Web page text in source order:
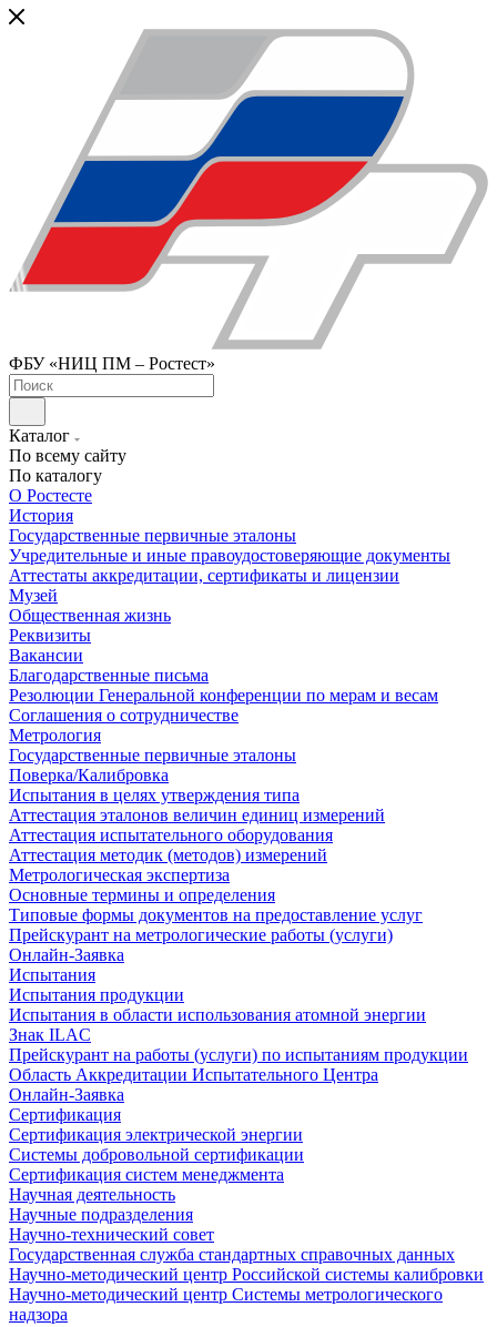
ФБУ «НИЦ ПМ – Ростест»
Каталог
По всему сайту
По каталогу
О Ростесте
История
Государственные первичные эталоны
Учредительные и иные правоудостоверяющие документы
Аттестаты аккредитации, сертификаты и лицензии
Музей
Общественная жизнь
Реквизиты
Вакансии
Благодарственные письма
Резолюции Генеральной конференции по мерам и весам
Соглашения о сотрудничестве
Метрология
Государственные первичные эталоны
Поверка/Калибровка
Испытания в целях утверждения типа
Аттестация эталонов величин единиц измерений
Аттестация испытательного оборудования
Аттестация методик (методов) измерений
Метрологическая экспертиза
Основные термины и определения
Типовые формы документов на предоставление услуг
Прейскурант на метрологические работы (услуги)
Онлайн-Заявка
Испытания
Испытания продукции
Испытания в области использования атомной энергии
Знак ILAC
Прейскурант на работы (услуги) по испытаниям продукции
Область Аккредитации Испытательного Центра
Онлайн-Заявка
Сертификация
Сертификация электрической энергии
Системы добровольной сертификации
Сертификация систем менеджмента
Научная деятельность
Научные подразделения
Научно-технический совет
Государственная служба стандартных справочных данных
Научно-методический центр Российской системы калибровки
Научно-методический центр Системы метрологического
надзора